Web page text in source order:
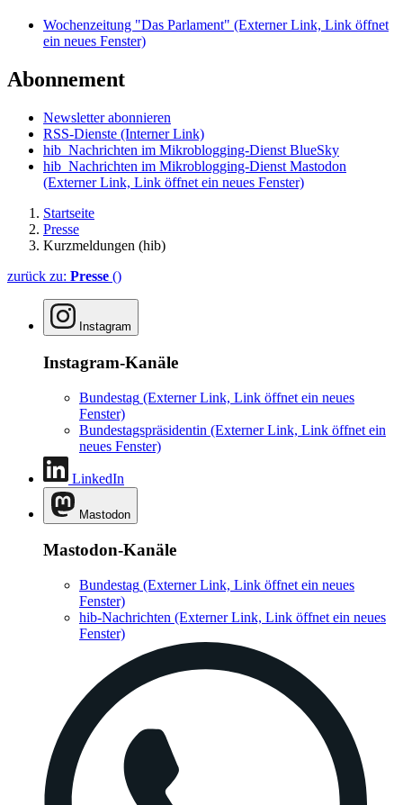
Wochenzeitung "Das Parlament" (Externer Link, Link öffnet
ein neues Fenster)
Abonnement
Newsletter abonnieren
RSS-Dienste (Interner Link)
hib_Nachrichten im Mikroblogging-Dienst BlueSky
hib_Nachrichten im Mikroblogging-Dienst Mastodon
(Externer Link, Link öffnet ein neues Fenster)
Startseite
Presse
Kurzmeldungen (hib)
zurück zu: Presse ()
Instagram
Instagram-Kanäle
Bundestag (Externer Link, Link öffnet ein neues
Fenster)
Bundestagspräsidentin (Externer Link, Link öffnet ein
neues Fenster)
LinkedIn
Mastodon
Mastodon-Kanäle
Bundestag (Externer Link, Link öffnet ein neues
Fenster)
hib-Nachrichten (Externer Link, Link öffnet ein neues
Fenster)